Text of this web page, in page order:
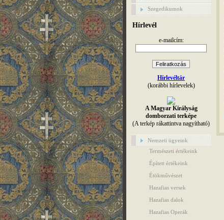
Szegedikumok
Hírlevél
e-mailcím:
Hírlevéltár
(korábbi hírlevelek)
A Magyar Királyság
domborzati terképe
(A terkép rákattintva nagyítható)
Nemzeti ügyeink
Természeti értékeink
Épített értékeink
Étökművészet
Hazafias versek
Hazafias dalok
Hazafias Operák